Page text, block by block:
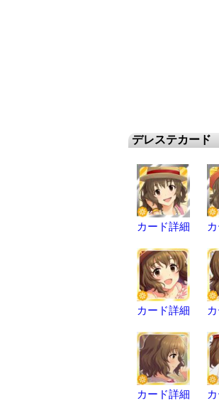
デレステカード
カード詳細
カード詳細
カード詳細